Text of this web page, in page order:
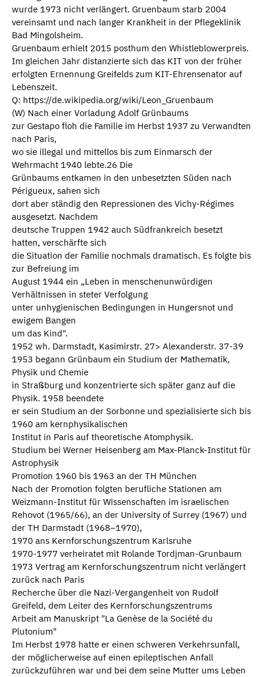
wurde 1973 nicht verlängert. Gruenbaum starb 2004
vereinsamt und nach langer Krankheit in der Pflegeklinik
Bad Mingolsheim.
Gruenbaum erhielt 2015 posthum den Whistleblowerpreis.
Im gleichen Jahr distanzierte sich das KIT von der früher
erfolgten Ernennung Greifelds zum KIT-Ehrensenator auf
Lebenszeit.
Q: https://de.wikipedia.org/wiki/Leon_Gruenbaum
(W) Nach einer Vorladung Adolf Grünbaums
zur Gestapo floh die Familie im Herbst 1937 zu Verwandten
nach Paris,
wo sie illegal und mittellos bis zum Einmarsch der
Wehrmacht 1940 lebte.26 Die
Grünbaums entkamen in den unbesetzten Süden nach
Périgueux, sahen sich
dort aber ständig den Repressionen des Vichy-Régimes
ausgesetzt. Nachdem
deutsche Truppen 1942 auch Südfrankreich besetzt
hatten, verschärfte sich
die Situation der Familie nochmals dramatisch. Es folgte bis
zur Befreiung im
August 1944 ein „Leben in menschenunwürdigen
Verhältnissen in steter Verfolgung
unter unhygienischen Bedingungen in Hungersnot und
ewigem Bangen
um das Kind".
1952 wh. Darmstadt, Kasimirstr. 27> Alexanderstr. 37-39
1953 begann Grünbaum ein Studium der Mathematik,
Physik und Chemie
in Straßburg und konzentrierte sich später ganz auf die
Physik. 1958 beendete
er sein Studium an der Sorbonne und spezialisierte sich bis
1960 am kernphysikalischen
Institut in Paris auf theoretische Atomphysik.
Studium bei Werner Heisenberg am Max-Planck-Institut für
Astrophysik
Promotion 1960 bis 1963 an der TH München
Nach der Promotion folgten berufliche Stationen am
Weizmann-Institut für Wissenschaften im israelischen
Rehovot (1965/66), an der University of Surrey (1967) und
der TH Darmstadt (1968–1970),
1970 ans Kernforschungszentrum Karlsruhe
1970-1977 verheiratet mit Rolande Tordjman-Grunbaum
1973 Vertrag am Kernforschungszentrum nicht verlängert
zurück nach Paris
Recherche über die Nazi-Vergangenheit von Rudolf
Greifeld, dem Leiter des Kernforschungszentrums
Arbeit am Manuskript "La Genèse de la Société du
Plutonium"
Im Herbst 1978 hatte er einen schweren Verkehrsunfall,
der möglicherweise auf einen epileptischen Anfall
zurückzuführen war und bei dem seine Mutter ums Leben